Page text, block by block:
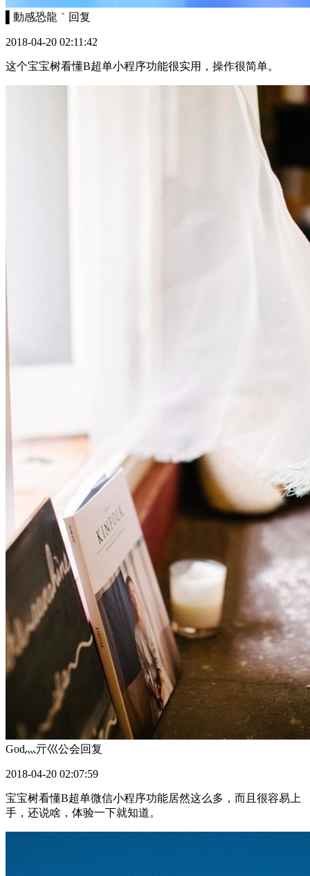
▌動感恐龍｀ 回复
2018-04-20 02:11:42
这个宝宝树看懂B超单小程序功能很实用，操作很简单。
God灬亓巛公会回复
2018-04-20 02:07:59
宝宝树看懂B超单微信小程序功能居然这么多，而且很容易上
手，还说啥，体验一下就知道。